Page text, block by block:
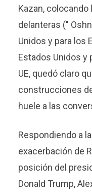
Kazan, colocando
delanteras ("
Unidos y para los
Estados Unidos y
UE, quedó claro
construcciones
huele a las
Respondiendo a
exacerbación de
posición del
Donald Trump,